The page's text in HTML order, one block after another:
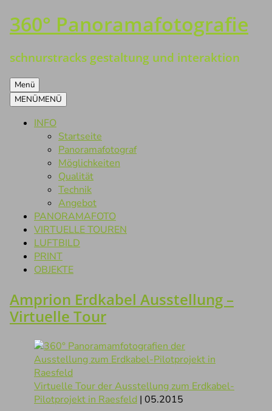
Zum
Inhalt
360° Panoramafotografie
schnurstracks gestaltung und interaktion
Menü
MENÜMENÜ
INFO
Startseite
Panoramafotograf
Möglichkeiten
Qualität
Technik
Angebot
PANORAMAFOTO
VIRTUELLE TOUREN
LUFTBILD
PRINT
OBJEKTE
Amprion Erdkabel Ausstellung –
Virtuelle Tour
Virtuelle Tour der Ausstellung zum Erdkabel-
Pilotprojekt in Raesfeld | 05.2015